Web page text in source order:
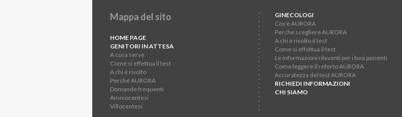
Mappa del sito
HOME PAGE
GENITORI IN ATTESA
A cosa serve
Come si effettua il test
A chi è rivolto
Perché AURORA
Domande frequenti
Amniocentesi
Villocentesi
GINECOLOGI
Cos'è AURORA
Perché scegliere AURORA
A chi è rivolto il test
Come si effettua il test
Le informazioni rilevanti per i tuoi pazienti
Come leggere il referto AURORA
Accuratezza del test AURORA
RICHIEDI INFORMAZIONI
CHI SIAMO